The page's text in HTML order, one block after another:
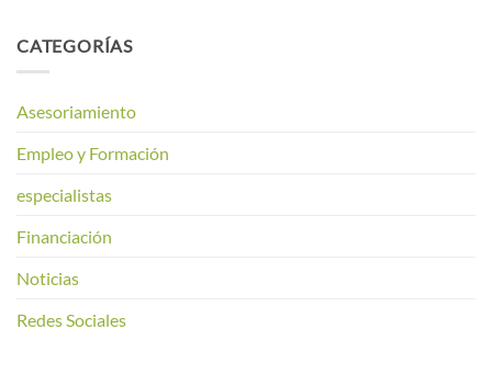
CATEGORÍAS
Asesoriamiento
Empleo y Formación
especialistas
Financiación
Noticias
Redes Sociales